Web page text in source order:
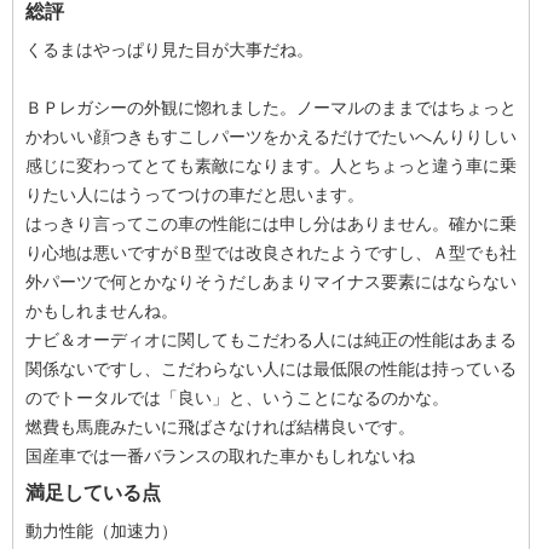
総評
くるまはやっぱり見た目が大事だね。
ＢＰレガシーの外観に惚れました。ノーマルのままではちょっと
かわいい顔つきもすこしパーツをかえるだけでたいへんりりしい
感じに変わってとても素敵になります。人とちょっと違う車に乗
りたい人にはうってつけの車だと思います。
はっきり言ってこの車の性能には申し分はありません。確かに乗
り心地は悪いですがＢ型では改良されたようですし、Ａ型でも社
外パーツで何とかなりそうだしあまりマイナス要素にはならない
かもしれませんね。
ナビ＆オーディオに関してもこだわる人には純正の性能はあまる
関係ないですし、こだわらない人には最低限の性能は持っている
のでトータルでは「良い」と、いうことになるのかな。
燃費も馬鹿みたいに飛ばさなければ結構良いです。
国産車では一番バランスの取れた車かもしれないね
満足している点
動力性能（加速力）